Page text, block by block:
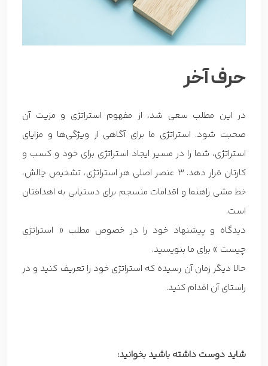
حرف آخر
در این مطلب سعی شد، از مفهوم استراتژی و مزیت آن
صحبت شود. استراتژی ما برای آگاهی از ویژگی‌ها و مزایای
استراتژی، شما را در مسیر ایجاد استراتژی برای خود و کسب و
کارتان قرار دهد. 3 عنصر اصلی هر استراتژی، تشخیص چالش،
خط مشی راهنما و اقدامات منسجم برای دستیابی به اهدافتان
است.
دیدگاه و پیشنهاد خود را در خصوص مطلب « استراتژی
چیست » برای ما بنویسید.
حالا دیگر زمان آن رسیده که استراتژی خود را تعریف کنید و در
راستای آن اقدام کنید.
شاید دوست داشته باشید بخوانید: